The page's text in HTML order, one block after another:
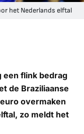
het Nederlands elftal
een flink bedrag
de Braziliaanse
overmaken
zo meldt het